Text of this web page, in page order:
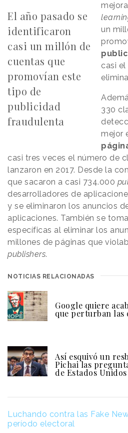
El año pasado se
identificaron
casi un millón de
cuentas que
promovían este
tipo de
publicidad
fraudulenta
un
casi
330
mejor
casi tres veces el número de
lanzaron en 2017. Desde la
que sacaron a casi 734.000
desarrolladores de
y se eliminaron los anuncios
aplicaciones. También se
específicas al eliminar los
millones de páginas que
publishers.
NOTICIAS RELACIONADAS
Google quiere
que perturban las
Así esquivó un
Pichai las
de Estados Unidos
Luchando contra las Fake
período electoral